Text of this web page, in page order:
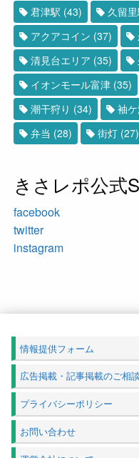
君津駅 (43) 久留
アクアコイン (37)
清見台エリア (35)
イオンモール富津 (35)
潮干狩り (34) 袖
弁当 (28) 街灯 (27)
きさレポ公式
facebook
twitter
instagram
情報提供フォーム
広告掲載・記事掲載のご相
プライバシーポリシー
お問い合わせ